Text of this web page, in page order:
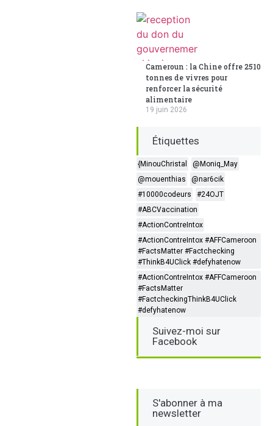
Cameroun : la Chine offre 2510
tonnes de vivres pour
renforcer la sécurité
alimentaire
19 juin 2026
Étiquettes
{MinouChristal
@Moniq_May
@mouenthias
@nar6cik
#10000codeurs
#24OJT
#ABCVaccination
#ActionContreIntox
#ActionContreIntox #AFFCameroon
#FactsMatter #Factchecking
#ThinkB4UClick #defyhatenow
#ActionContreIntox #AFFCameroon
#FactsMatter
#FactcheckingThinkB4UClick
#defyhatenow
Suivez-moi sur
Facebook
S'abonner à ma
newsletter